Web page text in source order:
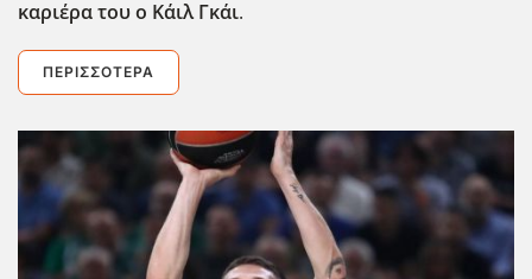
καριέρα του ο Κάιλ Γκάι.
ΠΕΡΙΣΣΌΤΕΡΑ